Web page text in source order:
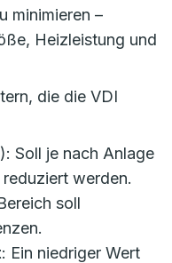
minimieren –
Heizleistung und
die die VDI
Soll je nach Anlage
werden.
soll
: Ein niedriger Wert